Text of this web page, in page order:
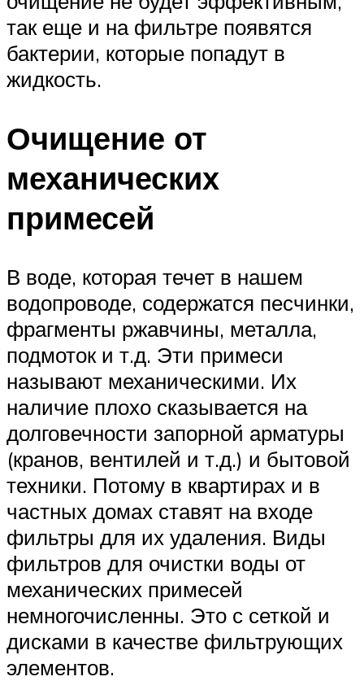
так еще и на фильтре появятся
бактерии, которые попадут в
жидкость.
Очищение от
механических
примесей
В воде, которая течет в нашем
водопроводе, содержатся песчинки,
фрагменты ржавчины, металла,
подмоток и т.д. Эти примеси
называют механическими. Их
наличие плохо сказывается на
долговечности запорной арматуры
(кранов, вентилей и т.д.) и бытовой
техники. Потому в квартирах и в
частных домах ставят на входе
фильтры для их удаления. Виды
фильтров для очистки воды от
механических примесей
немногочисленны. Это с сеткой и
дисками в качестве фильтрующих
элементов.